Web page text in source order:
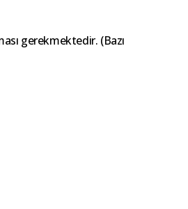
gerekmektedir. (Bazı